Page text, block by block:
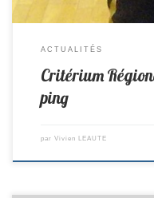
ACTUALITÉS
Critérium
ping
par Vivien LEAUTE